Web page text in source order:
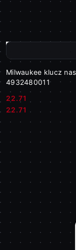
Milwaukee klucz
4932480011
Cena:
22.71
Cena:
22.71